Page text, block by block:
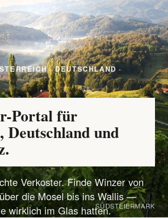
· DEUTSCHLAND ·
Portal für
Deutschland und
Verkoster. Finde Winzer von
die Mosel bis ins Wallis —
wirklich im Glas hatten.SÜDSTEIERMARK